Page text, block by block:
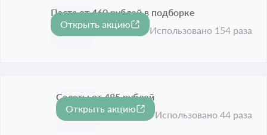
Паста от 460 рублей в подборке
Срок акции истёк
Открыть акцию
Использовано 154 раза
Салаты от 485 рублей
Срок акции истёк
Открыть акцию
Использовано 44 раза